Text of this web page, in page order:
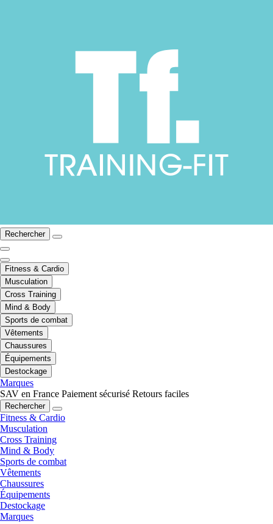
Rechercher
Fitness & Cardio
Musculation
Cross Training
Mind & Body
Sports de combat
Vêtements
Chaussures
Équipements
Destockage
Marques
SAV en France Paiement sécurisé Retours faciles
Rechercher
Fitness & Cardio
Musculation
Cross Training
Mind & Body
Sports de combat
Vêtements
Chaussures
Équipements
Destockage
Marques